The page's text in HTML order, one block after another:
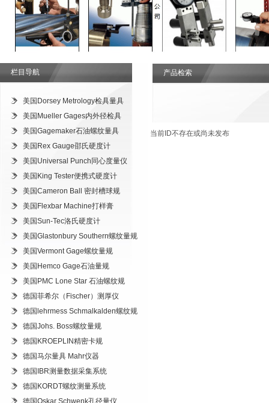
栏目导航
美国Dorsey Metrology检具量具
美国Mueller Gages内外径检具
美国Gagemaker石油螺纹量具
美国Rex Gauge邵氏硬度计
美国Universal Punch同心度量仪
美国King Tester便携式硬度计
美国Cameron Ball 密封槽球规
美国Flexbar Machine打样膏
美国Sun-Tec洛氏硬度计
美国Glastonbury Southern螺纹量规
美国Vermont Gage螺纹量规
美国Hemco Gage石油量规
美国PMC Lone Star 石油螺纹规
德国菲希尔（Fischer）测厚仪
德国lehrmess Schmalkalden螺纹规
德国Johs. Boss螺纹量规
德国KROEPLIN精密卡规
德国马尔量具 Mahr仪器
德国IBR测量数据采集系统
德国KORDT螺纹测量系统
德国Oskar Schwenk孔径量仪
产品检索
当前ID不存在或尚未发布